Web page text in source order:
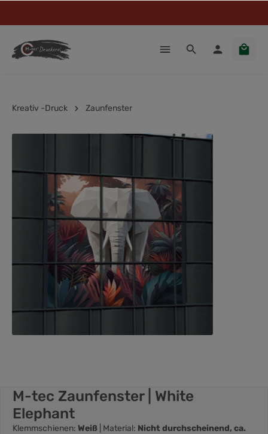
Kreativ -Druck Zaunfenster
M-tec Zaunfenster | White
Elephant
Klemmschienen: Weiß | Material: Nicht durchscheinend, ca.